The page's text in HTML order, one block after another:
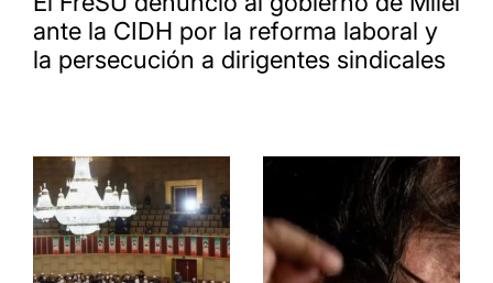
ante la CIDH por la reforma laboral y
la persecución a dirigentes sindicales